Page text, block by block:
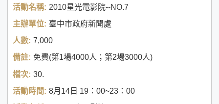
2010星光電影院--NO.7
臺中市政府新聞處
7,000
免費(第1場4000人；第2場3000人)
30.
8月14日 19：00~23：00